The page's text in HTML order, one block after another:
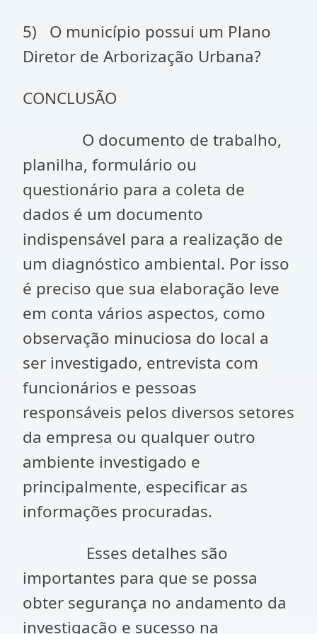
5) O município possui um Plano
Diretor de Arborização Urbana?
CONCLUSÃO
O documento de trabalho,
planilha, formulário ou
questionário para a coleta de
dados é um documento
indispensável para a realização de
um diagnóstico ambiental. Por isso
é preciso que sua elaboração leve
em conta vários aspectos, como
observação minuciosa do local a
ser investigado, entrevista com
funcionários e pessoas
responsáveis pelos diversos setores
da empresa ou qualquer outro
ambiente investigado e
principalmente, especificar as
informações procuradas.
Esses detalhes são
importantes para que se possa
obter segurança no andamento da
investigação e sucesso na